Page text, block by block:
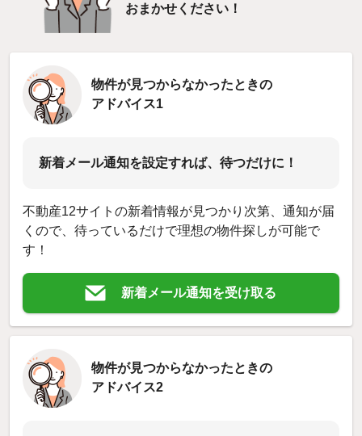
おまかせください！
物件が見つからなかったときの
アドバイス1
新着メール通知を設定すれば、待つだけに！
不動産12サイトの新着情報が見つかり次第、通知が届
くので、待っているだけで理想の物件探しが可能で
す！
新着メール通知を受け取る
物件が見つからなかったときの
アドバイス2